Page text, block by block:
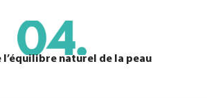
l’équilibre naturel de la peau